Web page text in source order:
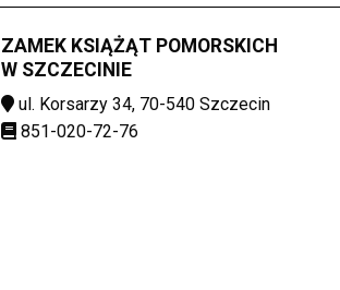
ZAMEK KSIĄŻĄT POMORSKICH
W SZCZECINIE
ul. Korsarzy 34, 70-540 Szczecin
851-020-72-76